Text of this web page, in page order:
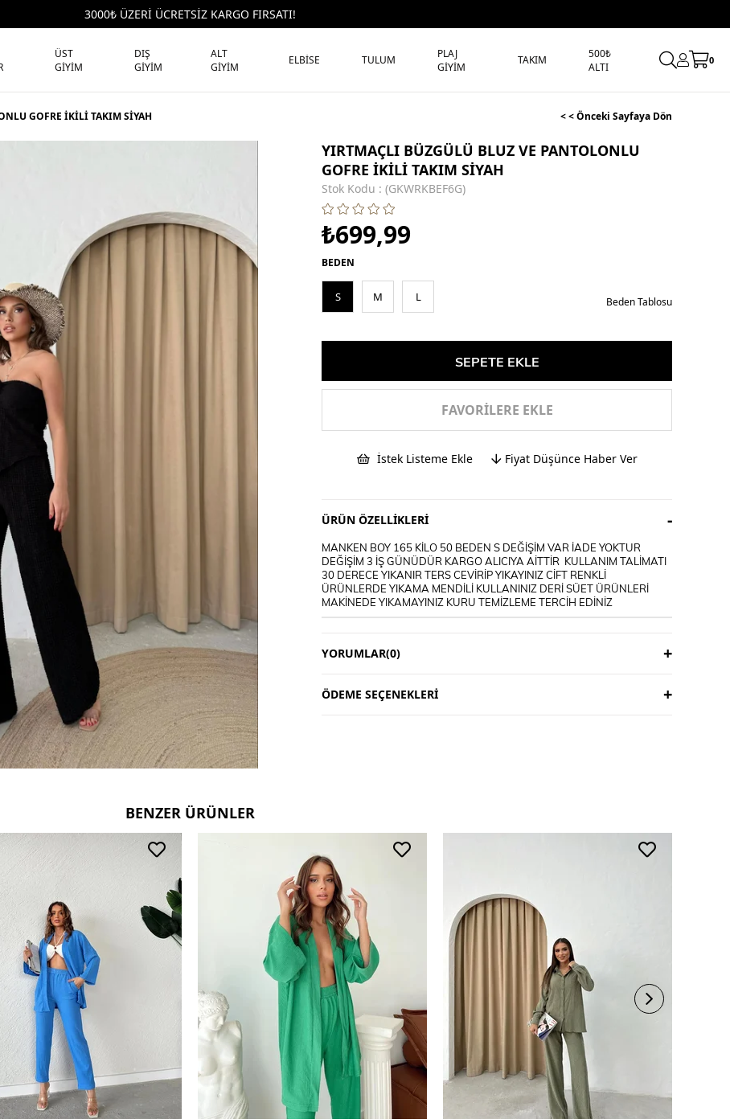
3000₺ ÜZERİ ÜCRETSİZ KARGO FIRSATI!
ÜST
GİYİM
DIŞ
GİYİM
ALT
GİYİM
ELBİSE TULUM
PLAJ
GİYİM
TAKIM
500₺
ALTI
0
GOFRE İKİLİ TAKIM SİYAH < < Önceki Sayfaya Dön
YIRTMAÇLI BÜZGÜLÜ BLUZ VE PANTOLONLU
GOFRE İKİLİ TAKIM SİYAH
Stok Kodu (GKWRKBEF6G)
₺699,99
BEDEN
S M L Beden Tablosu
FAVORILERE EKLE
İstek Listeme Ekle Fiyat Düşünce Haber Ver
ÜRÜN ÖZELLIKLERI
MANKEN BOY 165 KİLO 50 BEDEN S DEĞİŞİM VAR İADE YOKTUR
DEĞİŞİM 3 İŞ GÜNÜDÜR KARGO ALICIYA AİTTİR KULLANIM TALİMATI
30 DERECE YIKANIR TERS CEVİRİP YIKAYINIZ CİFT RENKLİ
ÜRÜNLERDE YIKAMA MENDİLİ KULLANINIZ DERİ SÜET ÜRÜNLERİ
MAKİNEDE YIKAMAYINIZ KURU TEMİZLEME TERCİH EDİNİZ
YORUMLAR(0)
ÖDEME SEÇENEKLERI
BENZER ÜRÜNLER